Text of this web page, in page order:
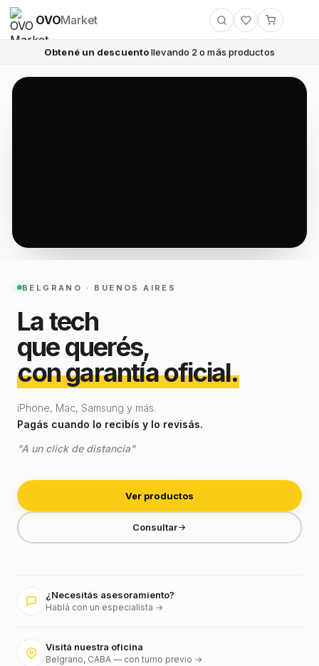
OVOMarket
Obtené un descuentollevando 2 o más productos
BELGRANO · BUENOS AIRES
La tech
que querés,
con garantía oficial.
iPhone, Mac, Samsung y más.
Pagás cuando lo recibís y lo revisás.
"A un click de distancia"
Ver productos
Consultar
¿Necesitás asesoramiento?
Hablá con un especialista →
Visitá nuestra oficina
Belgrano, CABA — con turno previo →